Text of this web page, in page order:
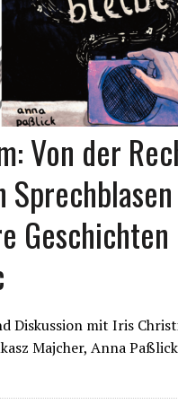
Von der
Diskussion mit Iris
Majcher, Anna